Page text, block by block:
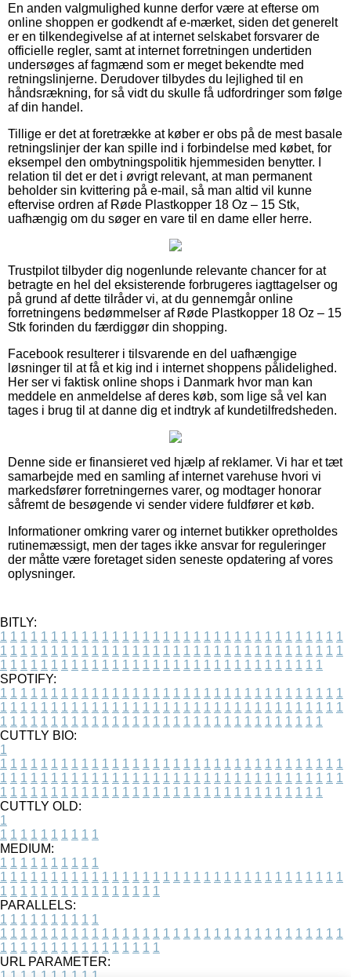
En anden valgmulighed kunne derfor være at efterse om
online shoppen er godkendt af e-mærket, siden det generelt
er en tilkendegivelse af at internet selskabet forsvarer de
officielle regler, samt at internet forretningen undertiden
undersøges af fagmænd som er meget bekendte med
retningslinjerne. Derudover tilbydes du lejlighed til en
håndsrækning, for så vidt du skulle få udfordringer som følge
af din handel.
Tillige er det at foretrække at køber er obs på de mest basale
retningslinjer der kan spille ind i forbindelse med købet, for
eksempel den ombytningspolitik hjemmesiden benytter. I
relation til det er det i øvrigt relevant, at man permanent
beholder sin kvittering på e-mail, så man altid vil kunne
eftervise ordren af Røde Plastkopper 18 Oz – 15 Stk,
uafhængig om du søger en vare til en dame eller herre.
Trustpilot tilbyder dig nogenlunde relevante chancer for at
betragte en hel del eksisterende forbrugeres iagttagelser og
på grund af dette tilråder vi, at du gennemgår online
forretningens bedømmelser af Røde Plastkopper 18 Oz – 15
Stk forinden du færdiggør din shopping.
Facebook resulterer i tilsvarende en del uafhængige
løsninger til at få et kig ind i internet shoppens pålidelighed.
Her ser vi faktisk online shops i Danmark hvor man kan
meddele en anmeldelse af deres køb, som lige så vel kan
tages i brug til at danne dig et indtryk af kundetilfredsheden.
Denne side er finansieret ved hjælp af reklamer. Vi har et tæt
samarbejde med en samling af internet varehuse hvori vi
markedsfører forretningernes varer, og modtager honorar
såfremt de besøgende vi sender videre fuldfører et køb.
Informationer omkring varer og internet butikker opretholdes
rutinemæssigt, men der tages ikke ansvar for reguleringer
der måtte være foretaget siden seneste opdatering af vores
oplysninger.
BITLY:
1 1 1 1 1 1 1 1 1 1 1 1 1 1 1 1 1 1 1 1 1 1 1 1 1 1 1 1 1 1 1 1 1 1
1 1 1 1 1 1 1 1 1 1 1 1 1 1 1 1 1 1 1 1 1 1 1 1 1 1 1 1 1 1 1 1 1 1
1 1 1 1 1 1 1 1 1 1 1 1 1 1 1 1 1 1 1 1 1 1 1 1 1 1 1 1 1 1 1 1
SPOTIFY:
1 1 1 1 1 1 1 1 1 1 1 1 1 1 1 1 1 1 1 1 1 1 1 1 1 1 1 1 1 1 1 1 1 1
1 1 1 1 1 1 1 1 1 1 1 1 1 1 1 1 1 1 1 1 1 1 1 1 1 1 1 1 1 1 1 1 1 1
1 1 1 1 1 1 1 1 1 1 1 1 1 1 1 1 1 1 1 1 1 1 1 1 1 1 1 1 1 1 1 1
CUTTLY BIO:
1
1 1 1 1 1 1 1 1 1 1 1 1 1 1 1 1 1 1 1 1 1 1 1 1 1 1 1 1 1 1 1 1 1 1
1 1 1 1 1 1 1 1 1 1 1 1 1 1 1 1 1 1 1 1 1 1 1 1 1 1 1 1 1 1 1 1 1 1
1 1 1 1 1 1 1 1 1 1 1 1 1 1 1 1 1 1 1 1 1 1 1 1 1 1 1 1 1 1 1 1
CUTTLY OLD:
1
1 1 1 1 1 1 1 1 1 1
MEDIUM:
1 1 1 1 1 1 1 1 1 1
1 1 1 1 1 1 1 1 1 1 1 1 1 1 1 1 1 1 1 1 1 1 1 1 1 1 1 1 1 1 1 1 1 1
1 1 1 1 1 1 1 1 1 1 1 1 1 1 1 1
PARALLELS:
1 1 1 1 1 1 1 1 1 1
1 1 1 1 1 1 1 1 1 1 1 1 1 1 1 1 1 1 1 1 1 1 1 1 1 1 1 1 1 1 1 1 1 1
1 1 1 1 1 1 1 1 1 1 1 1 1 1 1 1
URL PARAMETER: